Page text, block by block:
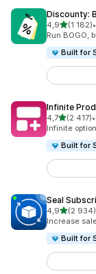
Discounty:
4,9na 5(1 182)
Łączna •
Run BOGO,
Built for
Infinite
4,7na 5(2 417)
Łączna •
Infinite
Built for
Seal
4,9na 5(2 934)
Łączna
Increase
Built for